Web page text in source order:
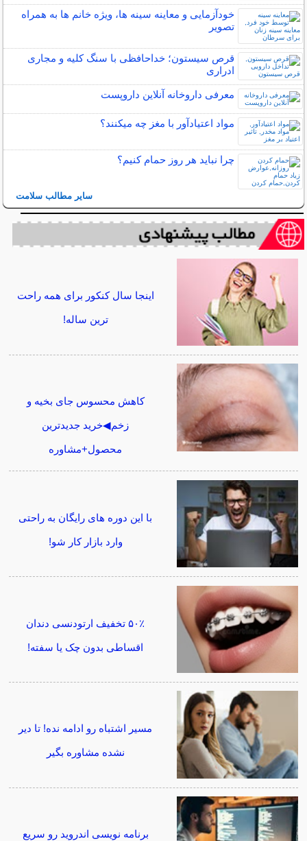
خودآزمایی و معاینه سینه ها، ویژه خانم ها به همراه
تصویر
قرص سیستون؛ خداحافظی با سنگ کلیه و مجاری
ادراری
معرفی داروخانه آنلاین داروپست
مواد اعتیادآور با مغز چه میکنند؟
چرا نباید هر روز حمام کنیم؟
سایر مطالب سلامت
اینجا سال کنکور برای همه راحت
ترین ساله!
کاهش محسوس جای بخیه و
زخم◀خرید جدیدترین
محصول+مشاوره
با این دوره های رایگان به راحتی
وارد بازار کار شو!
۵۰٪ تخفیف ارتودنسی دندان
اقساطی بدون چک یا سفته!
مسیر اشتباه رو ادامه نده! تا دیر
نشده مشاوره بگیر
برنامه نویسی اندروید رو سریع